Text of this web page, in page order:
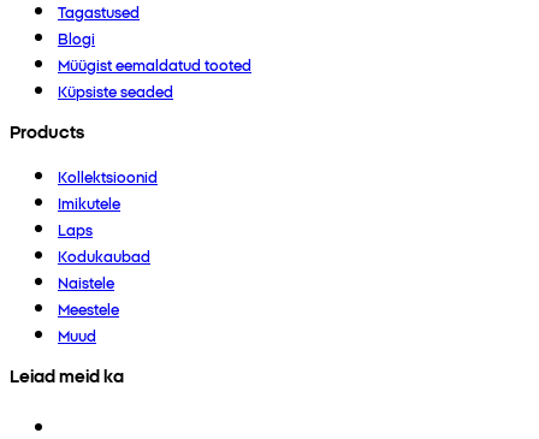
Tagastused
Blogi
Müügist eemaldatud tooted
Küpsiste seaded
Products
Kollektsioonid
Imikutele
Laps
Kodukaubad
Naistele
Meestele
Muud
Leiad meid ka